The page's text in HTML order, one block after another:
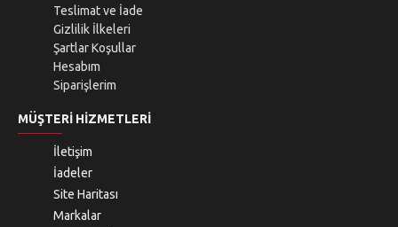
Teslimat ve İade
Gizlilik İlkeleri
Şartlar Koşullar
Hesabım
Siparişlerim
MÜŞTERI HIZMETLERI
İletişim
İadeler
Site Haritası
Markalar